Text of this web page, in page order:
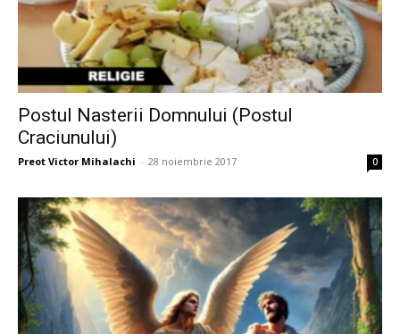
Postul Nasterii Domnului (Postul
Craciunului)
Preot Victor Mihalachi - 28 noiembrie 2017 0